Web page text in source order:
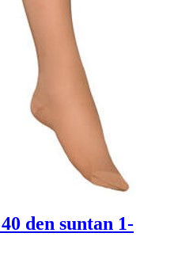
den suntan 1-